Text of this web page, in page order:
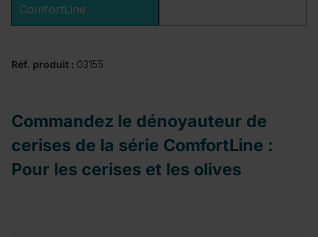
ComfortLine
Réf. produit : 03155
Commandez le dénoyauteur de
cerises de la série ComfortLine :
Pour les cerises et les olives